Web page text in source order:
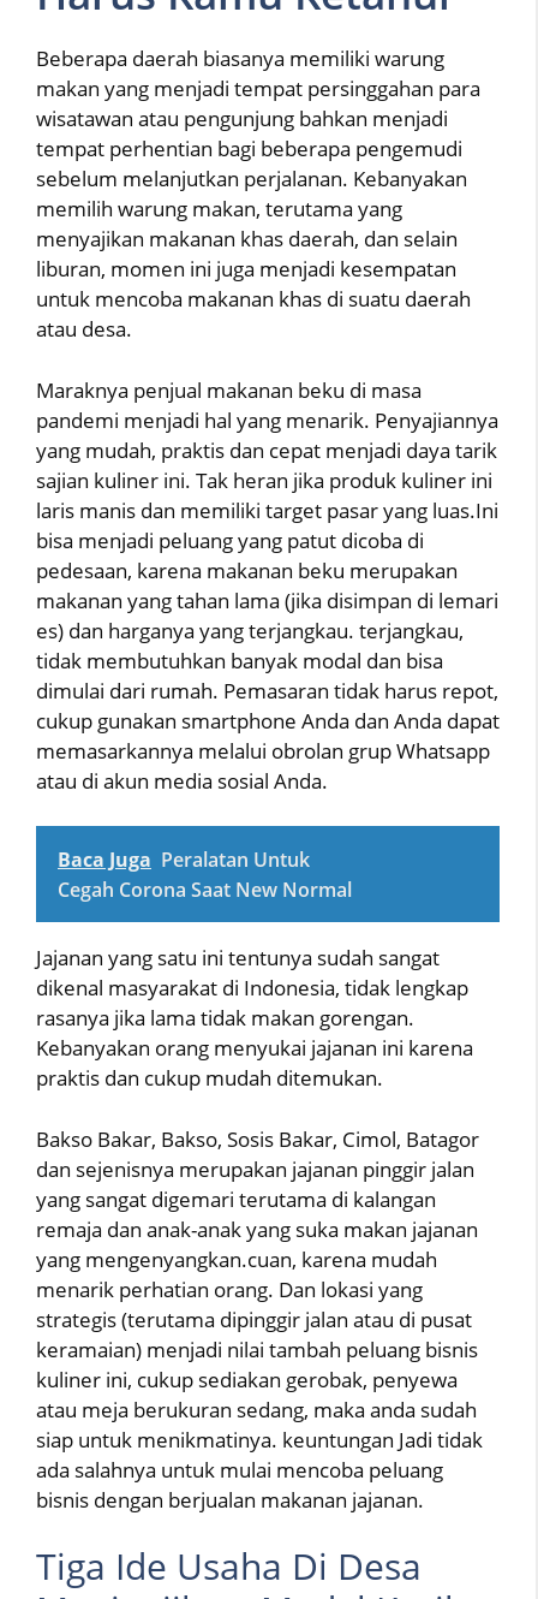
Beberapa daerah biasanya memiliki warung
makan yang menjadi tempat persinggahan para
wisatawan atau pengunjung bahkan menjadi
tempat perhentian bagi beberapa pengemudi
sebelum melanjutkan perjalanan. Kebanyakan
memilih warung makan, terutama yang
menyajikan makanan khas daerah, dan selain
liburan, momen ini juga menjadi kesempatan
untuk mencoba makanan khas di suatu daerah
atau desa.
Maraknya penjual makanan beku di masa
pandemi menjadi hal yang menarik. Penyajiannya
yang mudah, praktis dan cepat menjadi daya tarik
sajian kuliner ini. Tak heran jika produk kuliner ini
laris manis dan memiliki target pasar yang luas.Ini
bisa menjadi peluang yang patut dicoba di
pedesaan, karena makanan beku merupakan
makanan yang tahan lama (jika disimpan di lemari
es) dan harganya yang terjangkau. terjangkau,
tidak membutuhkan banyak modal dan bisa
dimulai dari rumah. Pemasaran tidak harus repot,
cukup gunakan smartphone Anda dan Anda dapat
memasarkannya melalui obrolan grup Whatsapp
atau di akun media sosial Anda.
Baca Juga Peralatan Untuk
Cegah Corona Saat New Normal
Jajanan yang satu ini tentunya sudah sangat
dikenal masyarakat di Indonesia, tidak lengkap
rasanya jika lama tidak makan gorengan.
Kebanyakan orang menyukai jajanan ini karena
praktis dan cukup mudah ditemukan.
Bakso Bakar, Bakso, Sosis Bakar, Cimol, Batagor
dan sejenisnya merupakan jajanan pinggir jalan
yang sangat digemari terutama di kalangan
remaja dan anak-anak yang suka makan jajanan
yang mengenyangkan.cuan, karena mudah
menarik perhatian orang. Dan lokasi yang
strategis (terutama dipinggir jalan atau di pusat
keramaian) menjadi nilai tambah peluang bisnis
kuliner ini, cukup sediakan gerobak, penyewa
atau meja berukuran sedang, maka anda sudah
siap untuk menikmatinya. keuntungan Jadi tidak
ada salahnya untuk mulai mencoba peluang
bisnis dengan berjualan makanan jajanan.
Tiga Ide Usaha Di Desa